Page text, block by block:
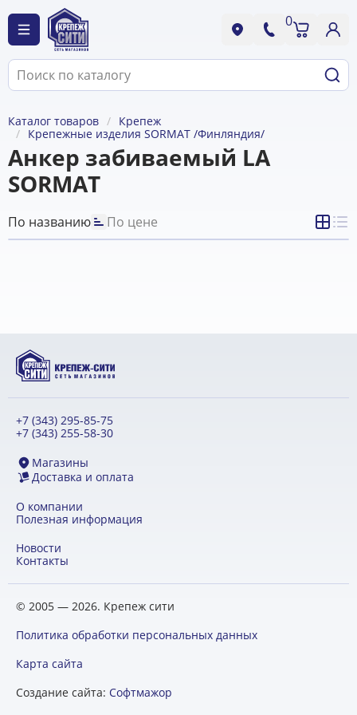
0
Каталог товаров
Крепеж
Крепежные изделия SORMAT /Финляндия/
Анкер забиваемый LA
SORMAT
По названию По цене
+7 (343) 295-85-75
+7 (343) 255-58-30
Магазины
Доставка и оплата
О компании
Полезная информация
Новости
Контакты
© 2005 — 2026. Крепеж сити
Политика обработки персональных данных
Карта сайта
Создание сайта: Софтмажор